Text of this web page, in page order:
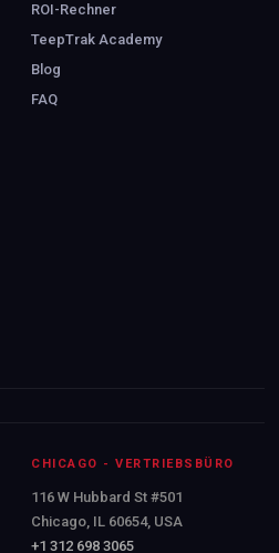
ROI-Rechner
TeepTrak Academy
Blog
FAQ
CHICAGO - VERTRIEBSBÜRO
116 W Hubbard St #501
Chicago, IL 60654, USA
+1 312 698 3065